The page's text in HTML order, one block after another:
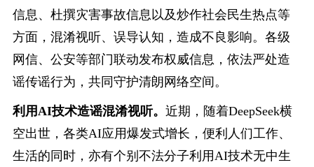
信息、杜撰灾害事故信息以及炒作社会民生热点等
方面，混淆视听、误导认知，造成不良影响。各级
网信、公安等部门联动发布权威信息，依法严处造
谣传谣行为，共同守护清朗网络空间。
利用AI技术造谣混淆视听。 近期，随着DeepSeek横
空出世，各类AI应用爆发式增长，便利人们工作、
生活的同时，亦有个别不法分子利用AI技术无中生